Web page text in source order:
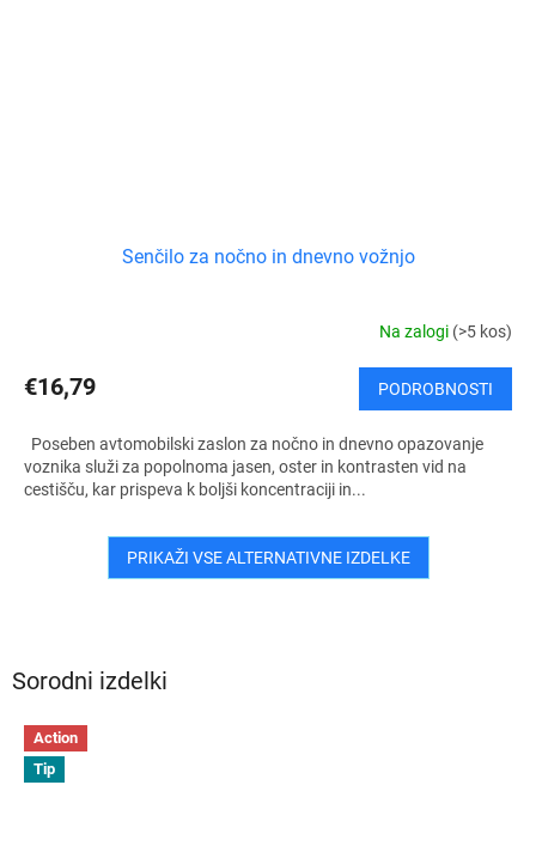
Sorodni izdelki
Action
Tip
Senčilo za nočno in dnevno vožnjo
Na zalogi (>5 kos)
€16,79 PODROBNOSTI
Poseben avtomobilski zaslon za nočno in dnevno opazovanje
voznika služi za popolnoma jasen, oster in kontrasten vid na
cestišču, kar prispeva k boljši koncentraciji in...
PRIKAŽI VSE ALTERNATIVNE IZDELKE